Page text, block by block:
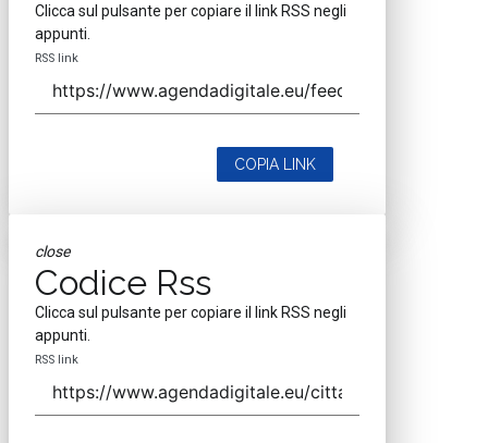
Clicca sul pulsante per copiare il link RSS negli
appunti.
RSS link
COPIA LINK
close
Codice Rss
Clicca sul pulsante per copiare il link RSS negli
appunti.
RSS link